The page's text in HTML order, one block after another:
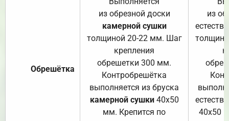
Обрешётка
из обрезной доски
камерной сушки
толщиной 20-22 мм. Шаг
крепления
обрешетки 300 мм.
Контробрешётка
выполняется из бруска
камерной сушки40х50
мм. Крепится по
из
40х50